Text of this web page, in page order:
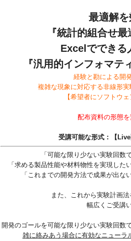
最適解を
『統計的組合せ
Excelでできる
『汎用的インフォマテ
経験と勘による開
複雑な現象に対応する非線形
【希望者にソフトウ
配布資料の形態
受講可能な形式：【
「可能な限り少ない実験回数
「求める製品性能や材料物性を実現した
「これまでの開発方法で成果が出な
また、これから実験計画
幅広くご受講
開発のゴールを可能な限り少ない実験回数
雑に絡みあう場合に有効なニューラ